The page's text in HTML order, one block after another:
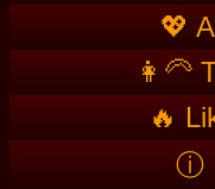
💖
👩‍🦳
🔥
ⓘ